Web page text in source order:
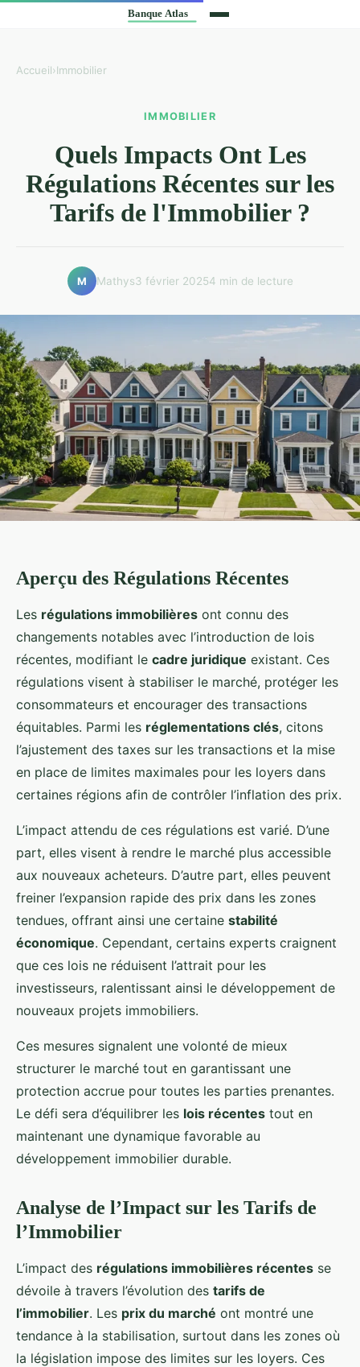
Accueil›Immobilier
IMMOBILIER
Quels Impacts Ont Les
Régulations Récentes sur les
Tarifs de l'Immobilier ?
M Mathys3 février 20254 min de lecture
Aperçu des Régulations Récentes
Les régulations immobilières ont connu des
changements notables avec l’introduction de lois
récentes, modifiant le cadre juridique existant. Ces
régulations visent à stabiliser le marché, protéger les
consommateurs et encourager des transactions
équitables. Parmi les réglementations clés, citons
l’ajustement des taxes sur les transactions et la mise
en place de limites maximales pour les loyers dans
certaines régions afin de contrôler l’inflation des prix.
L’impact attendu de ces régulations est varié. D’une
part, elles visent à rendre le marché plus accessible
aux nouveaux acheteurs. D’autre part, elles peuvent
freiner l’expansion rapide des prix dans les zones
tendues, offrant ainsi une certaine stabilité
économique. Cependant, certains experts craignent
que ces lois ne réduisent l’attrait pour les
investisseurs, ralentissant ainsi le développement de
nouveaux projets immobiliers.
Ces mesures signalent une volonté de mieux
structurer le marché tout en garantissant une
protection accrue pour toutes les parties prenantes.
Le défi sera d’équilibrer les lois récentes tout en
maintenant une dynamique favorable au
développement immobilier durable.
Analyse de l’Impact sur les Tarifs de
l’Immobilier
L’impact des régulations immobilières récentes se
dévoile à travers l’évolution des tarifs de
l’immobilier. Les prix du marché ont montré une
tendance à la stabilisation, surtout dans les zones où
la législation impose des limites sur les loyers. Ces